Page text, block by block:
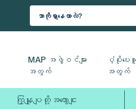
MAP အဖွဲ့ဝင်များ
အတွက်
ပံ့ပိုးပေးသူ
အတွက်
ကြှနျုပျတို့အကွောငျး